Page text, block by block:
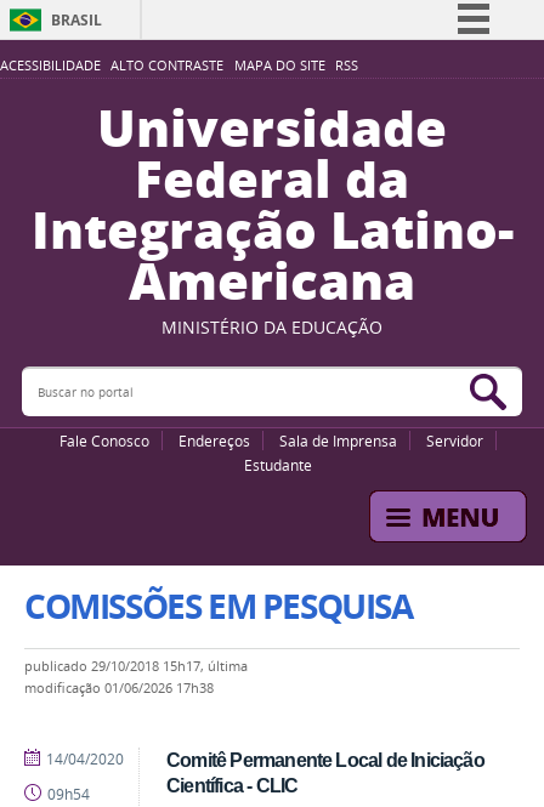
ACESSIBILIDADE ALTO CONTRASTE MAPA DO SITE RSS
BRASIL
Simplifique!
Participe
Acesso à informação
Legislação
Canais
Universidade
Federal da
Integração Latino-
Americana
MINISTÉRIO DA EDUCAÇÃO
Buscar no portal
Fale Conosco Endereços Sala de Imprensa
Servidor
Estudante
COMISSÕES EM PESQUISA
publicado 29/10/2018 15h17, última
modificação 01/06/2026 17h38
Comitê Permanente Local de Iniciação
Científica - CLIC
publicado
14/04/2020
09h54